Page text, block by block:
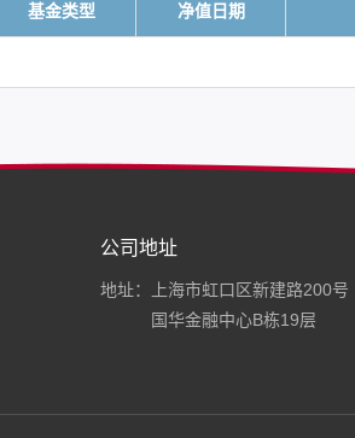
基金类型 净值日期
公司地址
地址：上海市虹口区新建路200号
国华金融中心B栋19层